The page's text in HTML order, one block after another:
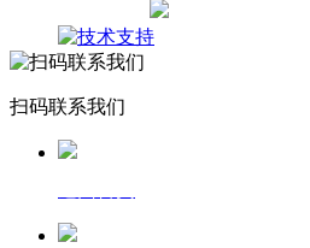
扫码联系我们